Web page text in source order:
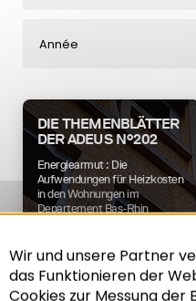
Année
DIE THEMENBLÄTTER
DER ADEUS N°202
Energiearmut : Die
Aufwendungen für Heizkosten
in den Wohnungen im
Departement Bas-Rhin
Wir und unsere Partner
das Funktionieren der
Cookies zur Messung der